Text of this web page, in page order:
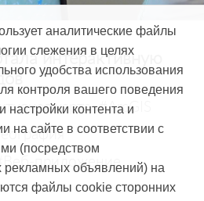
интерактивную
карта #ArcGIS
приложение
аналитические файлы
слежения в целях
удобства использования
контроля вашего поведения
настройки контента и
на сайте в соответствии с
(посредством
рекламных объявлений) на
файлы cookie сторонних